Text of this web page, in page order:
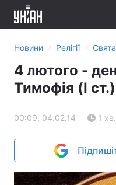
Новини › Релігії › Свята
4 лютого -
Тимофія (I ст.)
00:09, 04.02.14 1 хв.